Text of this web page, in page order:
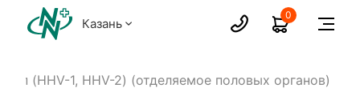
Казань
0
(HHV-1, HHV-2) (отделяемое половых органов)